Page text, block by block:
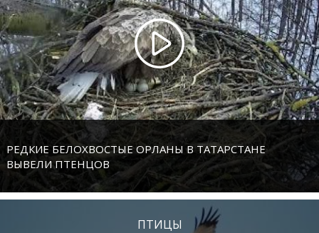
РЕДКИЕ БЕЛОХВОСТЫЕ ОРЛАНЫ В ТАТАРСТАНЕ
ВЫВЕЛИ ПТЕНЦОВ
ПТИЦЫ